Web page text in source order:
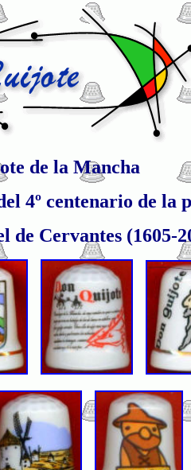
de la Mancha
4º centenario de la
de Cervantes (1605-